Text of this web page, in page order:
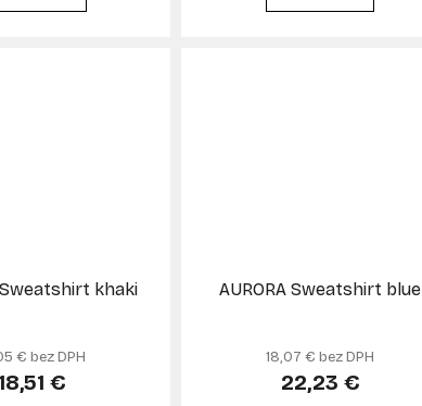
khaki
€ bez DPH
18,51 €
AURORA Sweatshirt blue
18,07 € bez DPH
22,23 €